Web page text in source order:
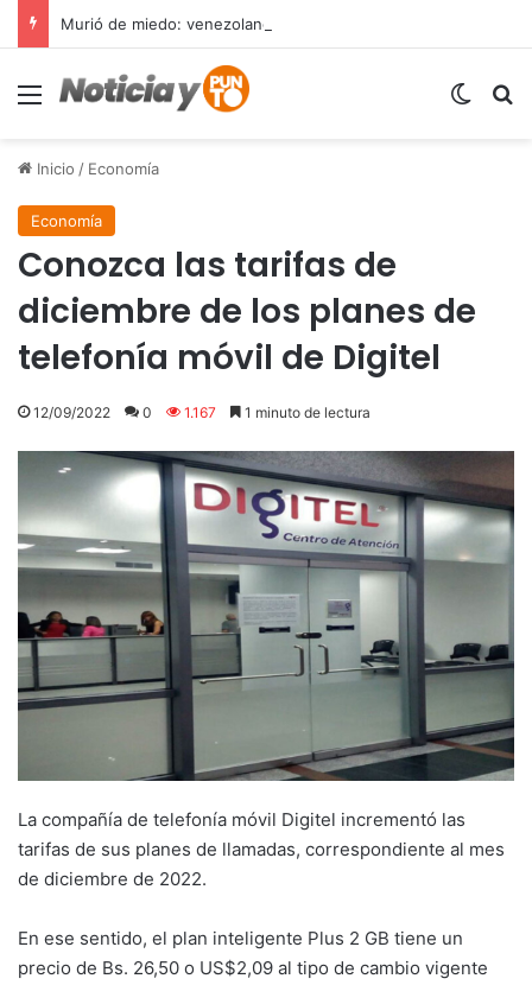
Menú
Inicio / Economía
Economía
Conozca las tarifas de
diciembre de los planes de
telefonía móvil de Digitel
12/09/2022 0 1.167 1 minuto de lectura
La compañía de telefonía móvil Digitel incrementó las
tarifas de sus planes de llamadas, correspondiente al mes
de diciembre de 2022.
En ese sentido, el plan inteligente Plus 2 GB tiene un
precio de Bs. 26,50 o US$2,09 al tipo de cambio vigente